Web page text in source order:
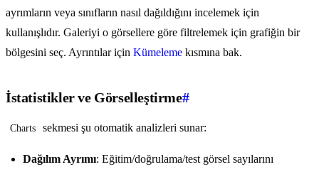
ayrımların veya sınıfların nasıl dağıldığını incelemek için
kullanışlıdır. Galeriyi o görsellere göre filtrelemek için grafiğin bir
bölgesini seç. Ayrıntılar için Kümeleme kısmına bak.
İstatistikler ve Görselleştirme#
Charts sekmesi şu otomatik analizleri sunar:
Dağılım Ayrımı: Eğitim/doğrulama/test görsel sayılarını